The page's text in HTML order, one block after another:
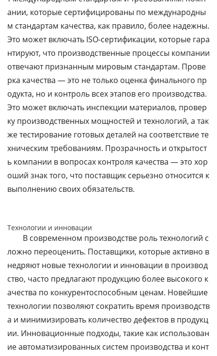
ании, которые сертифицированы по международны
м стандартам качества, как правило, более надежны.
Это может включать ISO-сертификации, которые гара
нтируют, что производственные процессы компании
отвечают признанным мировым стандартам. Прове
рка качества — это не только оценка финального пр
одукта, но и контроль всех этапов его производства.
Это может включать инспекции материалов, провер
ку производственных мощностей и технологий, а так
же тестирование готовых деталей на соответствие те
хническим требованиям. Прозрачность и открытост
ь компании в вопросах контроля качества — это хор
оший знак того, что поставщик серьезно относится к
выполнению своих обязательств.
Технологии и инновации
В современном производстве роль технологий с
ложно переоценить. Поставщики, которые активно в
недряют новые технологии и инновации в производ
ство, часто предлагают продукцию более высокого к
ачества по конкурентоспособным ценам. Новейшие
технологии позволяют сократить время производств
а и минимизировать количество дефектов в продукц
ии. Инновационные подходы, такие как использован
ие автоматизированных систем производства и конт